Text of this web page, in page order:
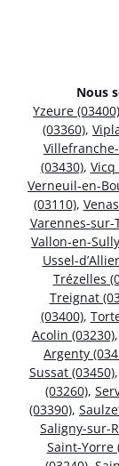
Nous
Yzeure (03400)
(03360),
(03430), Vicq
Verneuil-en-
(03110),
Varennes-sur-
Vallon-en-
Ussel-
Trézelles
Treignat
(03400),
Acolin (03230),
Argenty
Sussat (03450),
(03260),
(03390),
Saligny-sur-
Saint-Yorre